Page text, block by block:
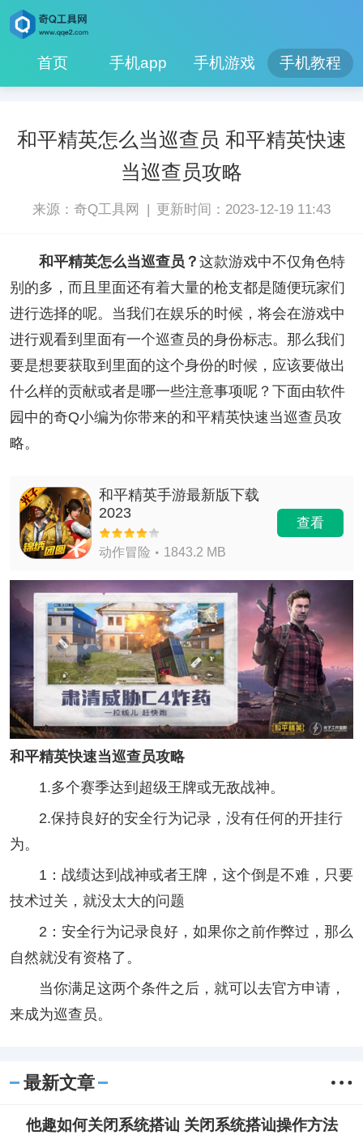
首页 手机app 手机游戏 手机教程
和平精英怎么当巡查员 和平精英快速
当巡查员攻略
来源：奇Q工具网 | 更新时间：2023-12-19 11:43
和平精英怎么当巡查员？ 这款游戏中不仅角色特
别的多，而且里面还有着大量的枪支都是随便玩家们
进行选择的呢。当我们在娱乐的时候，将会在游戏中
进行观看到里面有一个巡查员的身份标志。那么我们
要是想要获取到里面的这个身份的时候，应该要做出
什么样的贡献或者是哪一些注意事项呢？下面由软件
园中的奇Q小编为你带来的和平精英快速当巡查员攻
略。
和平精英手游最新版下载
2023
动作冒险 1843.2 MB
查看
和平精英快速当巡查员攻略
1.多个赛季达到超级王牌或无敌战神。
2.保持良好的安全行为记录，没有任何的开挂行
为。
1：战绩达到战神或者王牌，这个倒是不难，只要
技术过关，就没太大的问题
2：安全行为记录良好，如果你之前作弊过，那么
自然就没有资格了。
当你满足这两个条件之后，就可以去官方申请，
来成为巡查员。
最新文章
他趣如何关闭系统搭讪 关闭系统搭讪操作方法